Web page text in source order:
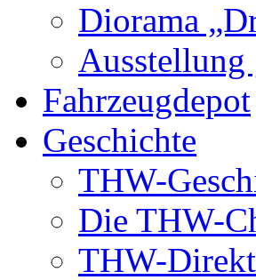
Diorama
Ausstellung
Fahrzeugdepot
Geschichte
THW-
Die THW-
THW-